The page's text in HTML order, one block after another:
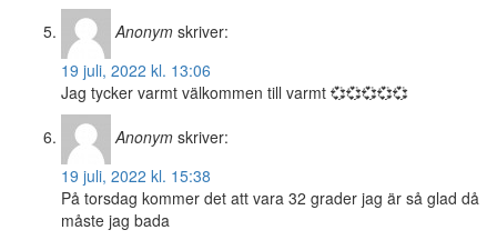
Anonym skriver:
19 juli, 2022 kl. 13:06
Jag tycker varmt välkommen till varmt 💞💞💞💞💞
Anonym skriver:
19 juli, 2022 kl. 15:38
På torsdag kommer det att vara 32 grader jag är så glad då
måste jag bada